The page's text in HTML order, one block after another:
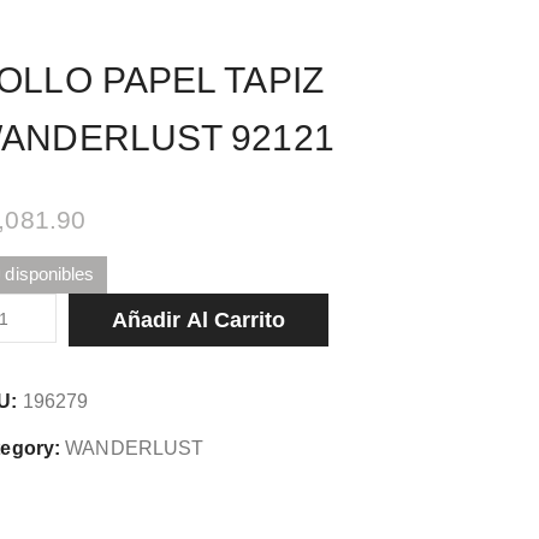
PAPEL TAPIZ
92121
disponibles
Añadir Al Carrito
196279
WANDERLUST